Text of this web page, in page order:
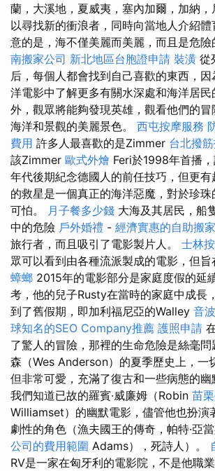
蘭，大溪地，夏威夷，塞內加爾，加納，
以尋找新的衝浪者，同時向當地人介紹
意的是，海不僅美麗而美麗，而且是危險
南搬家公司 新北地區台胞證申請 裝潢 從
后，每個人都會找到自己喜歡的東西，
洋電影中了解更多有關水深處和海洋居民
外，觀眾將能夠發現英雄，觀看他們的
海洋和景觀的美麗景色。 西屯按摩服務
費用 許多人最喜歡的是Zimmer 台北撥
該Zimmer 歐式外燴 Feri於1998年首播
年代後期紀念德國人的前任技巧，但更有
的救星是一個真正的海洋惡魔，對於珍珠
可怕。
月子餐多少錢 大海及其居民，船
中的危險 戶外婚禮 - 經濟實惠的自助搬
旅行者，而且吸引了電影製片人。 士林
眾可以看到由各種流派製成的電影，但旨
蟑螂 2015年的電影部分是家庭度假的延
考，他的兒子Rusty在當時的家庭中成長
到了舊假期，即加利福尼亞的Walley 音
球知名的SEO Company推薦 護照申請
了驚人的冒險，那裡的生命危險是絲毫問
森（Wes Anderson）的夏季歷史上，一
但非常可愛，充滿了復古和一些病態的幽
我們知道已故的羅賓·威廉姆（Robin 苗
Williamset）的幽默電影，儘管他也扮演
劇性的角色（漁夫國王的傳奇，帕特·亞
公司的費用範圍 Adams），死詩人）。
RV是一家在匈牙利的電影院，不是他職